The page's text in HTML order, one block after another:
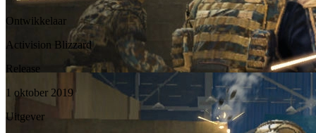
Ontwikkelaar
Activision Blizzard
Release
1 oktober 2019
Uitgever